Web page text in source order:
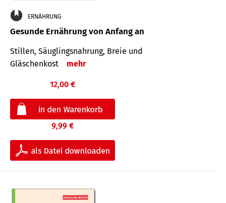
ERNÄHRUNG
Gesunde Ernährung von Anfang an
Stillen, Säuglingsnahrung, Breie und
Gläschenkost
mehr
12,00 €
9,99 €